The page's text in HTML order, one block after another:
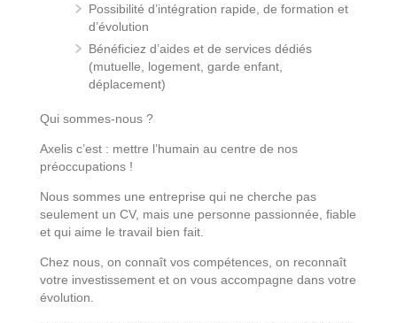
Possibilité d’intégration rapide, de formation et
d’évolution
Bénéficiez d’aides et de services dédiés
(mutuelle, logement, garde enfant,
déplacement)
Qui sommes-nous ?
Axelis c’est : mettre l’humain au centre de nos
préoccupations !
Nous sommes une entreprise qui ne cherche pas
seulement un CV, mais une personne passionnée, fiable
et qui aime le travail bien fait.
Chez nous, on connaît vos compétences, on reconnaît
votre investissement et on vous accompagne dans votre
évolution.